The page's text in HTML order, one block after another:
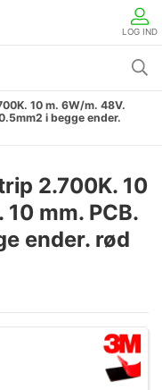
LOG IND
10 m. 6W/m. 48V.
i begge ender.
2.700K. 10
mm. PCB.
ender. rød